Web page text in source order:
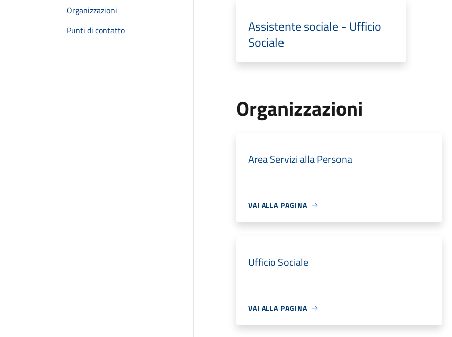
Organizzazioni
Punti di contatto
Assistente sociale - Ufficio
Sociale
Organizzazioni
Area Servizi alla Persona
VAI ALLA PAGINA
Ufficio Sociale
VAI ALLA PAGINA